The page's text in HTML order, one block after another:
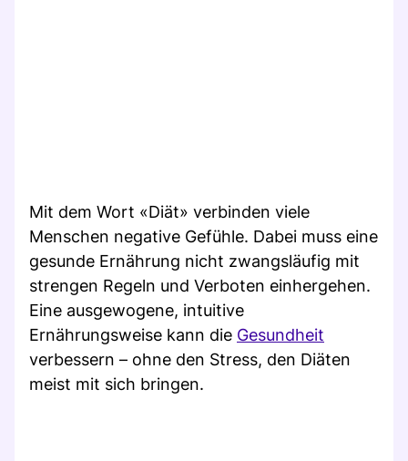
Mit dem Wort «Diät» verbinden viele
Menschen negative Gefühle. Dabei muss eine
gesunde Ernährung nicht zwangsläufig mit
strengen Regeln und Verboten einhergehen.
Eine ausgewogene, intuitive
Ernährungsweise kann die Gesundheit
verbessern – ohne den Stress, den Diäten
meist mit sich bringen.